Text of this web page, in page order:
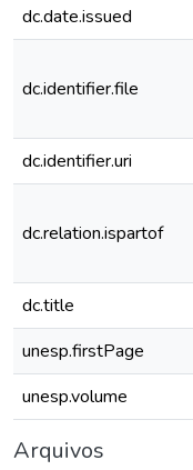
dc.date.issued
dc.identifier.file
dc.identifier.uri
dc.relation.ispartof
dc.title
unesp.firstPage
unesp.volume
Arquivos